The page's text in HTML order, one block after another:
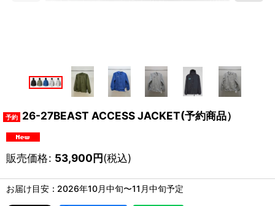
26-27BEAST ACCESS JACKET(予約商品）
販売価格: 53,900円(税込)
お届け目安 : 2026年10月中旬〜11月中旬予定